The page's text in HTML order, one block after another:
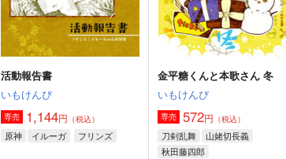
サンプル 作品詳細 サンプル 作品詳細
活動報告書
いもけんぴ
専売 1,144円 （税込）
原神 イルーガ フリンズ
金平糖くんと本歌さん 冬
いもけんぴ
専売 572円 （税込）
刀剣乱舞
山姥切長義
秋田藤四郎